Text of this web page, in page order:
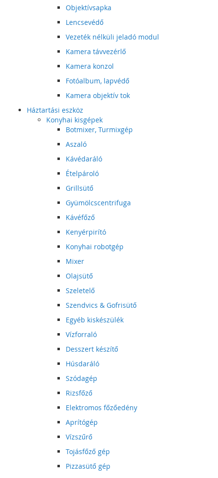
Objektívsapka
Lencsevédő
Vezeték nélküli jeladó modul
Kamera távvezérlő
Kamera konzol
Fotóalbum, lapvédő
Kamera objektív tok
Háztartási eszköz
Konyhai kisgépek
Botmixer, Turmixgép
Aszaló
Kávédaráló
Ételpároló
Grillsütő
Gyümölcscentrifuga
Kávéfőző
Kenyérpirító
Konyhai robotgép
Mixer
Olajsütő
Szeletelő
Szendvics & Gofrisütő
Egyéb kiskészülék
Vízforraló
Desszert készítő
Húsdaráló
Szódagép
Rizsfőző
Elektromos főzőedény
Aprítógép
Vízszűrő
Tojásfőző gép
Pizzasütő gép